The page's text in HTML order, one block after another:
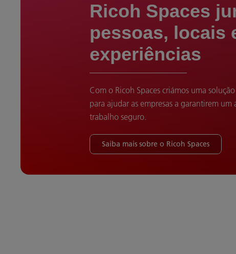
Ricoh Spaces
pessoas, locais
experiências
Com o Ricoh Spaces criámos uma
para ajudar as empresas a garantirem um
trabalho seguro.
Saiba mais sobre o Ricoh Spaces